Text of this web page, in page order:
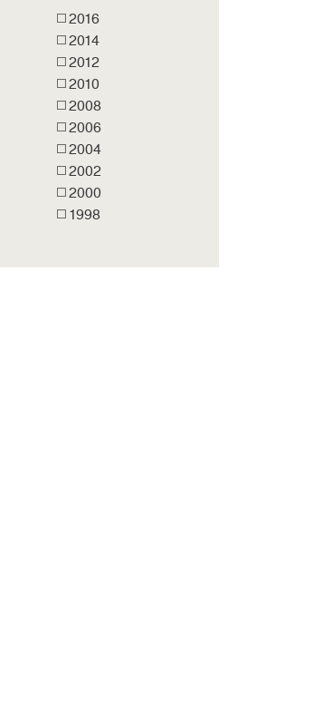
2016
2014
2012
2010
2008
2006
2004
2002
2000
1998